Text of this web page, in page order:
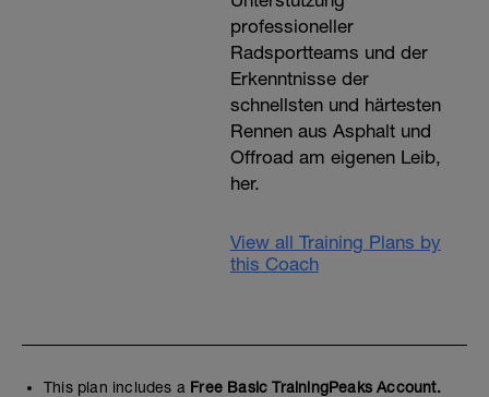
professioneller
Radsportteams und der
Erkenntnisse der
schnellsten und härtesten
Rennen aus Asphalt und
Offroad am eigenen Leib,
her.
View all Training Plans by
this Coach
This plan includes a Free Basic TrainingPeaks Account.